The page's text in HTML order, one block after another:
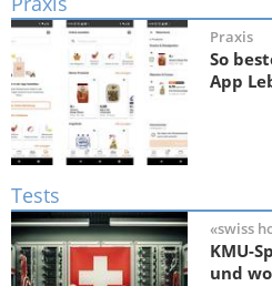
Praxis
So
App
Tests
«swiss
KMU-
und